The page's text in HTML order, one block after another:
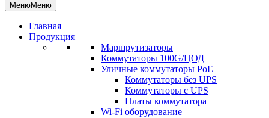
МенюМеню
Главная
Продукция
Маршрутизаторы
Коммутаторы 100G/ЦОД
Уличные коммутаторы PoE
Коммутаторы без UPS
Коммутаторы с UPS
Платы коммутатора
Wi-Fi оборудование